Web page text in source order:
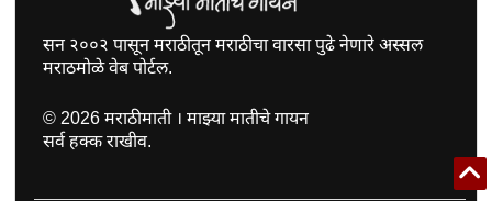
सन २००२ पासून मराठीतून मराठीचा वारसा पुढे नेणारे अस्सल
मराठमोळे वेब पोर्टल.
© 2026मराठीमाती । माझ्या मातीचे गायन
सर्व हक्क राखीव.